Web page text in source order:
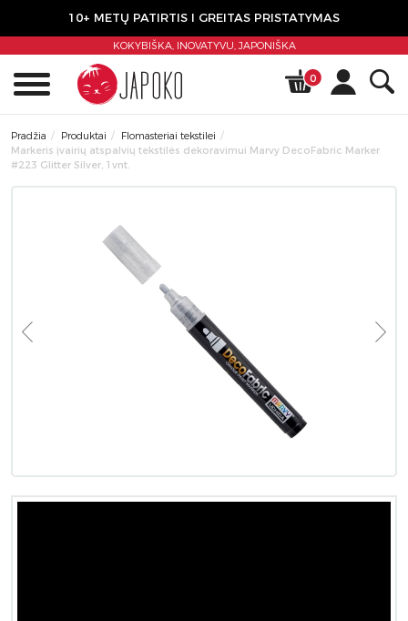
10+ METŲ PATIRTIS I GREITAS PRISTATYMAS
KOKYBIŠKA, INOVATYVU,JAPONIŠKA
0
Pradžia Produktai
Flomasteriai tekstilei
Markeris įvairių atspalvių tekstilės dekoravimui Marvy DecoFabric Marker
#223 Glitter Silver, 1vnt.